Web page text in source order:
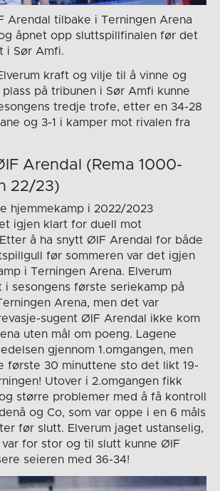
Arendal tilbake i Terningen Arena
åpnet opp sluttspillfinalen før det
i Sør Amfi.
kraft og vilje til å vinne og
plass på tribunen i Sør Amfi kunne
tredje trofe, etter en 34-28
og 3-1 i kamper mot rivalen fra
Arendal (Rema 1000-
22/23)
hjemmekamp i 2022/2023
igjen klart for duell mot
å ha snytt ØIF Arendal for både
før sommeren var det igjen
i Terningen Arena. Elverum
i sesongens første seriekamp på
Arena, men det var
sugent ØIF Arendal ikke kom
uten mål om poeng. Lagene
gjennom 1.omgangen, men
første 30 minuttene sto det likt 19-
Utover i 2.omgangen fikk
større problemer med å få kontroll
og Co, som var oppe i en 6 måls
før slutt. Elverum jaget ustanselig,
var for stor og til slutt kunne ØIF
seieren med 36-34!